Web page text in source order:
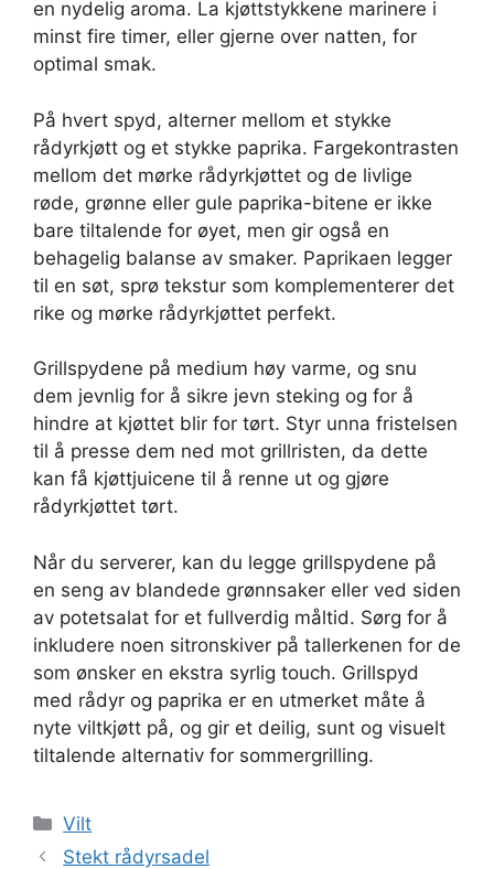
en nydelig aroma. La kjøttstykkene marinere i
minst fire timer, eller gjerne over natten, for
optimal smak.
På hvert spyd, alterner mellom et stykke
rådyrkjøtt og et stykke paprika. Fargekontrasten
mellom det mørke rådyrkjøttet og de livlige
røde, grønne eller gule paprika-bitene er ikke
bare tiltalende for øyet, men gir også en
behagelig balanse av smaker. Paprikaen legger
til en søt, sprø tekstur som komplementerer det
rike og mørke rådyrkjøttet perfekt.
Grillspydene på medium høy varme, og snu
dem jevnlig for å sikre jevn steking og for å
hindre at kjøttet blir for tørt. Styr unna fristelsen
til å presse dem ned mot grillristen, da dette
kan få kjøttjuicene til å renne ut og gjøre
rådyrkjøttet tørt.
Når du serverer, kan du legge grillspydene på
en seng av blandede grønnsaker eller ved siden
av potetsalat for et fullverdig måltid. Sørg for å
inkludere noen sitronskiver på tallerkenen for de
som ønsker en ekstra syrlig touch. Grillspyd
med rådyr og paprika er en utmerket måte å
nyte viltkjøtt på, og gir et deilig, sunt og visuelt
tiltalende alternativ for sommergrilling.
Kategorier
Vilt
Stekt rådyrsadel